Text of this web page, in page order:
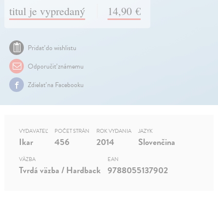
titul je vypredaný 14,90 €
Pridať do wishlistu
Odporučiť známemu
Zdielať na Facebooku
VYDAVATEĽ
Ikar
POČET STRÁN
456
ROK VYDANIA
2014
JAZYK
Slovenčina
VÄZBA
Tvrdá väzba / Hardback
EAN
9788055137902